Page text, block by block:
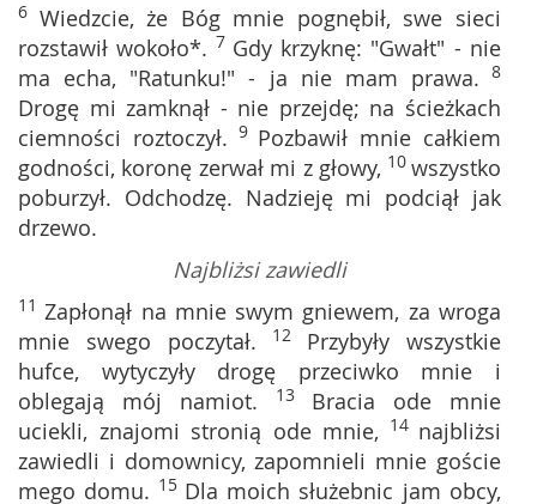
6 Wiedzcie, że Bóg mnie pognębił, swe sieci
rozstawił wokoło*. 7 Gdy krzyknę: "Gwałt" - nie
ma echa, "Ratunku!" - ja nie mam prawa. 8
Drogę mi zamknął - nie przejdę; na ścieżkach
ciemności roztoczył. 9 Pozbawił mnie całkiem
godności, koronę zerwał mi z głowy, 10wszystko
poburzył. Odchodzę. Nadzieję mi podciął jak
drzewo.
Najbliżsi zawiedli
11 Zapłonął na mnie swym gniewem, za wroga
mnie swego poczytał. 12 Przybyły wszystkie
hufce, wytyczyły drogę przeciwko mnie i
oblegają mój namiot. 13 Bracia ode mnie
uciekli, znajomi stronią ode mnie, 14 najbliżsi
zawiedli i domownicy, zapomnieli mnie goście
mego domu. 15 Dla moich służebnic jam obcy,